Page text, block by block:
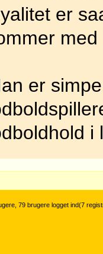
er
er
i
79 brugere logget ind(7